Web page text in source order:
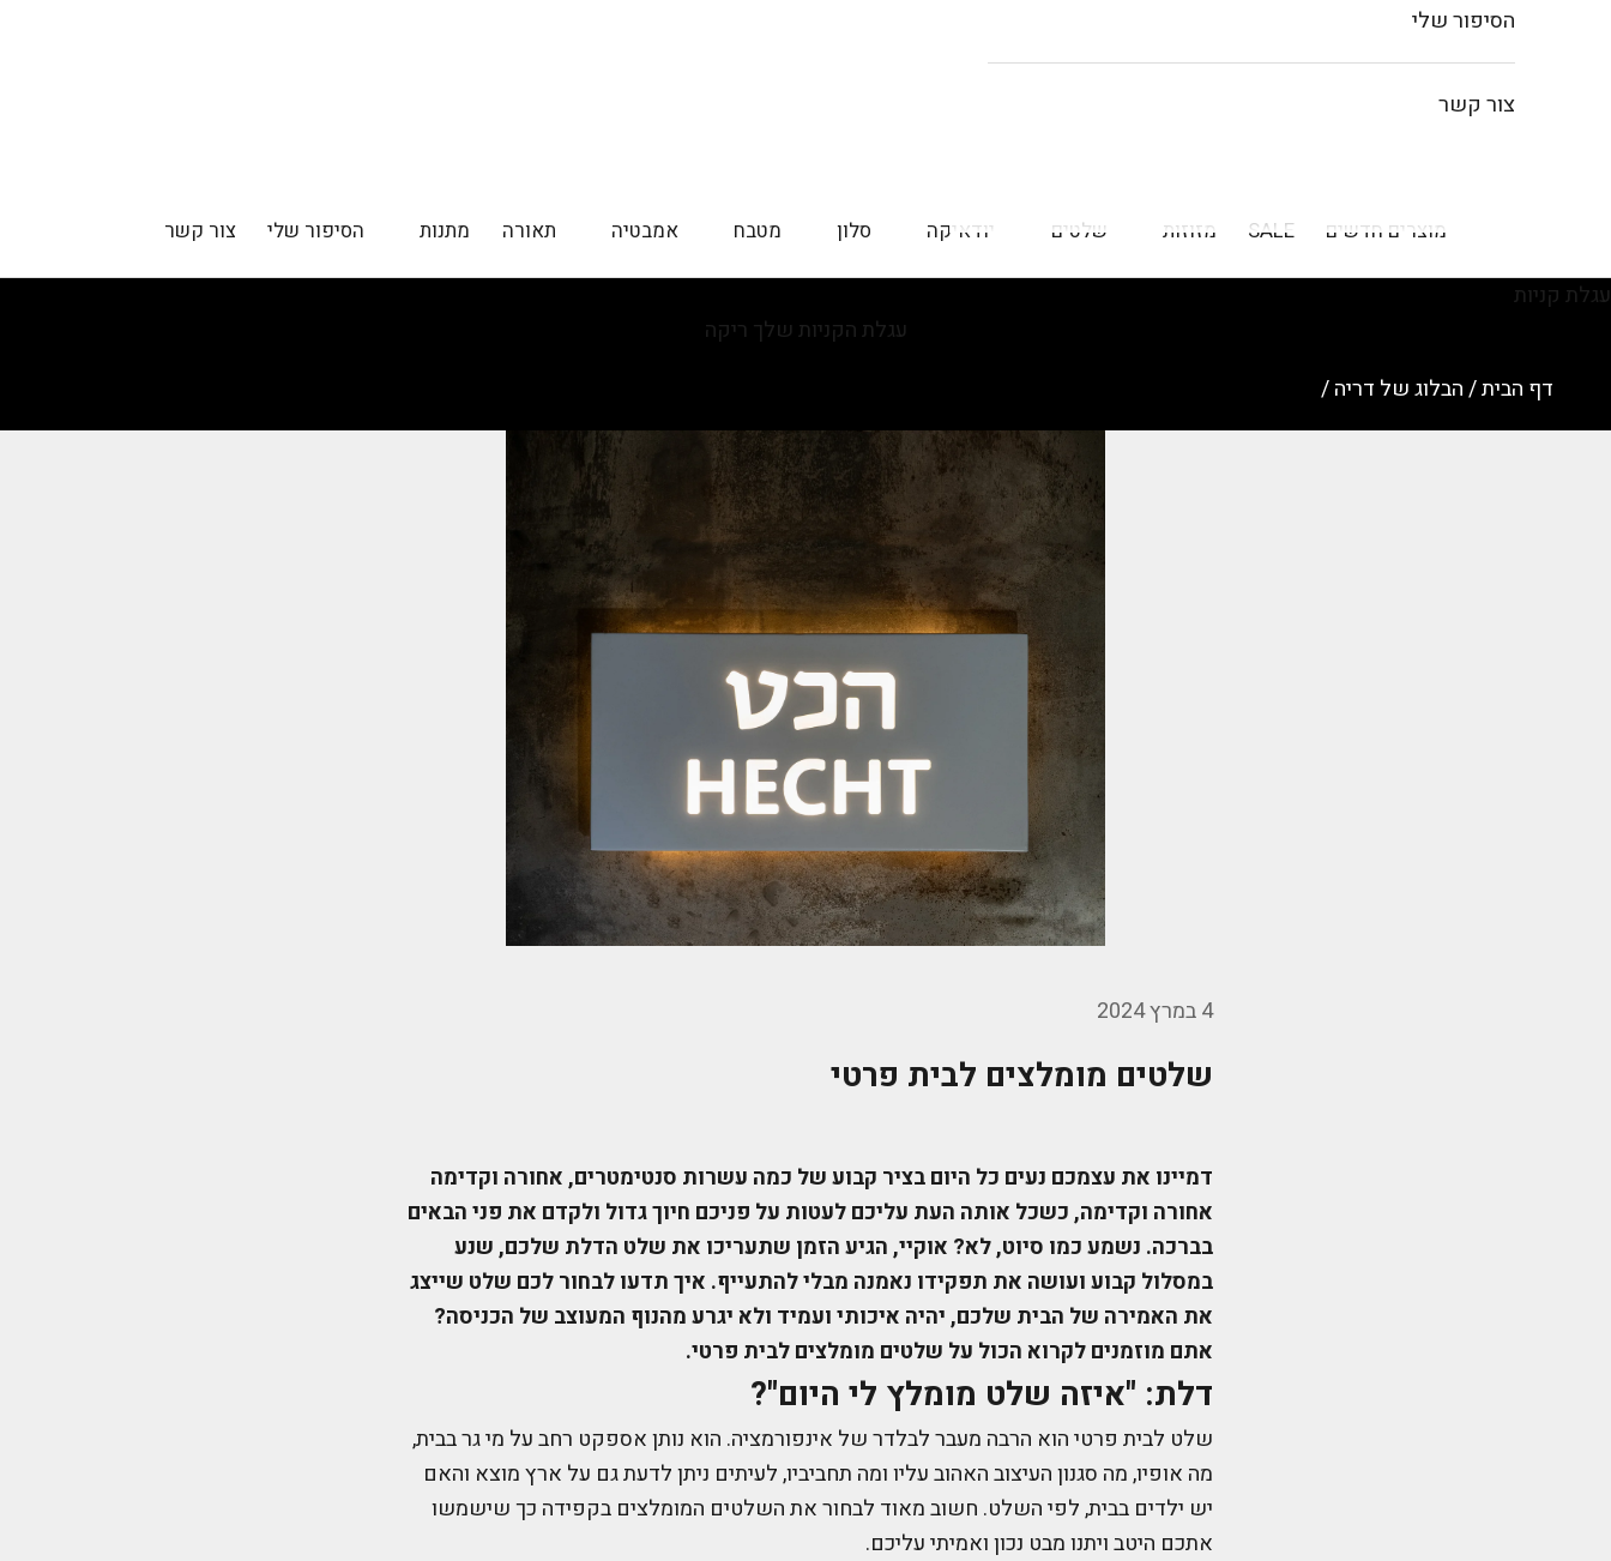
מוצרים חדשים SALE מזוזות שלטים יודאיקה סלון מטבח אמבטיה תאורה מתנות הסיפור שלי צור קשר
הסיפור שלי
צור קשר
עגלת קניות
עגלת הקניות שלך ריקה
דף הבית/הבלוג של דריה/
4 במרץ 2024
שלטים מומלצים לבית פרטי
דמיינו את עצמכם נעים כל היום בציר קבוע של כמה עשרות סנטימטרים, אחורה וקדימה
אחורה וקדימה, כשכל אותה העת עליכם לעטות על פניכם חיוך גדול ולקדם את פני הבאים
בברכה. נשמע כמו סיוט, לא? אוקיי, הגיע הזמן שתעריכו את שלט הדלת שלכם, שנע
במסלול קבוע ועושה את תפקידו נאמנה מבלי להתעייף. איך תדעו לבחור לכם שלט שייצג
את האמירה של הבית שלכם, יהיה איכותי ועמיד ולא יגרע מהנוף המעוצב של הכניסה?
אתם מוזמנים לקרוא הכול על שלטים מומלצים לבית פרטי.
דלת: "איזה שלט מומלץ לי היום"?
שלט לבית פרטי הוא הרבה מעבר לבלדר של אינפורמציה. הוא נותן אספקט רחב על מי גר בבית,
מה אופיו, מה סגנון העיצוב האהוב עליו ומה תחביביו, לעיתים ניתן לדעת גם על ארץ מוצא והאם
יש ילדים בבית, לפי השלט. חשוב מאוד לבחור את השלטים המומלצים בקפידה כך שישמשו
אתכם היטב ויתנו מבט נכון ואמיתי עליכם.